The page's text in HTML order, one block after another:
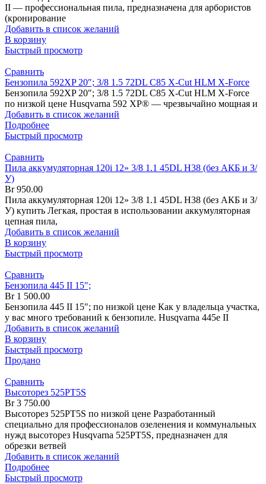
II — профессиональная пила, предназначена для арбористов
(кронирование
Добавить в список желаний
В корзину
Быстрый просмотр
Сравнить
Бензопила 592XP 20″; 3/8 1.5 72DL C85 X-Cut HLM X-Force
Бензопила 592XP 20″; 3/8 1.5 72DL C85 X-Cut HLM X-Force
по низкой цене Husqvarna 592 XP® — чрезвычайно мощная и
Добавить в список желаний
Подробнее
Быстрый просмотр
Сравнить
Пила аккумуляторная 120i 12» 3/8 1.1 45DL H38 (без АКБ и З/
У)
Br950.00
Пила аккумуляторная 120i 12» 3/8 1.1 45DL H38 (без АКБ и З/
У) купить Легкая, простая в использовании аккумуляторная
цепная пила,
Добавить в список желаний
В корзину
Быстрый просмотр
Сравнить
Бензопила 445 II 15″;
Br1 500.00
Бензопила 445 II 15″; по низкой цене Как у владельца участка,
у вас много требований к бензопиле. Husqvarna 445e II
Добавить в список желаний
В корзину
Быстрый просмотр
Продано
Сравнить
Высоторез 525PT5S
Br3 750.00
Высоторез 525PT5S по низкой цене Разработанный
специально для профессионалов озеленения и коммунальных
нужд высоторез Husqvarna 525PT5S, предназначен для
обрезки ветвей
Добавить в список желаний
Подробнее
Быстрый просмотр